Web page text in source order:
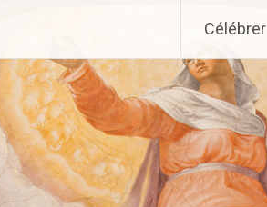
au
principal
Célébrer